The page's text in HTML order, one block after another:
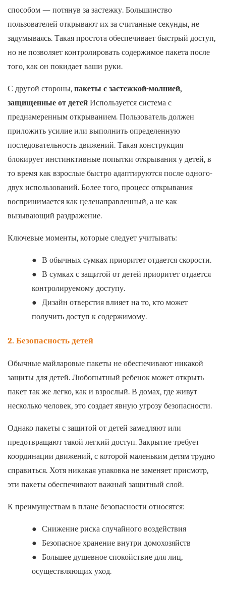
способом — потянув за застежку. Большинство
пользователей открывают их за считанные секунды, не
задумываясь. Такая простота обеспечивает быстрый доступ,
но не позволяет контролировать содержимое пакета после
того, как он покидает ваши руки.
С другой стороны, пакеты с застежкой-молнией,
защищенные от детей Используется система с
преднамеренным открыванием. Пользователь должен
приложить усилие или выполнить определенную
последовательность движений. Такая конструкция
блокирует инстинктивные попытки открывания у детей, в
то время как взрослые быстро адаптируются после одного-
двух использований. Более того, процесс открывания
воспринимается как целенаправленный, а не как
вызывающий раздражение.
Ключевые моменты, которые следует учитывать:
●
В обычных сумках приоритет отдается скорости.
●
В сумках с защитой от детей приоритет отдается
контролируемому доступу.
●
Дизайн отверстия влияет на то, кто может
получить доступ к содержимому.
2. Безопасность детей
Обычные майларовые пакеты не обеспечивают никакой
защиты для детей. Любопытный ребенок может открыть
пакет так же легко, как и взрослый. В домах, где живут
несколько человек, это создает явную угрозу безопасности.
Однако пакеты с защитой от детей замедляют или
предотвращают такой легкий доступ. Закрытие требует
координации движений, с которой маленьким детям трудно
справиться. Хотя никакая упаковка не заменяет присмотр,
эти пакеты обеспечивают важный защитный слой.
К преимуществам в плане безопасности относятся:
●
Снижение риска случайного воздействия
●
Безопасное хранение внутри домохозяйств
●
Большее душевное спокойствие для лиц,
осуществляющих уход.